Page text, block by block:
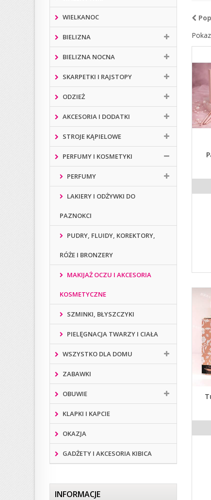
WIELKANOC
BIELIZNA
BIELIZNA NOCNA
SKARPETKI I RAJSTOPY
ODZIEŻ
AKCESORIA I DODATKI
STROJE KĄPIELOWE
PERFUMY I KOSMETYKI
PERFUMY
LAKIERY I ODŻYWKI DO
PAZNOKCI
PUDRY, FLUIDY, KOREKTORY,
RÓŻE I BRONZERY
MAKIJAŻ OCZU I AKCESORIA
KOSMETYCZNE
SZMINKI, BŁYSZCZYKI
PIELĘGNACJA TWARZY I CIAŁA
WSZYSTKO DLA DOMU
ZABAWKI
OBUWIE
KLAPKI I KAPCIE
OKAZJA
GADŻETY I AKCESORIA KIBICA
INFORMACJE